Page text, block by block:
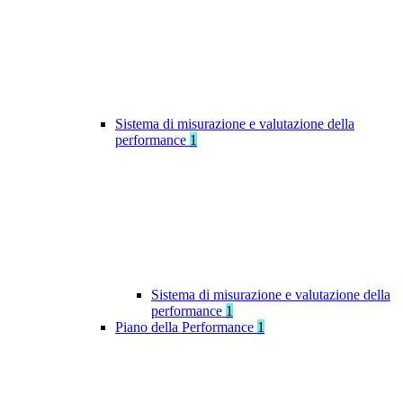
Sistema di misurazione e valutazione della
performance 1
Sistema di misurazione e valutazione della
performance 1
Piano della Performance 1